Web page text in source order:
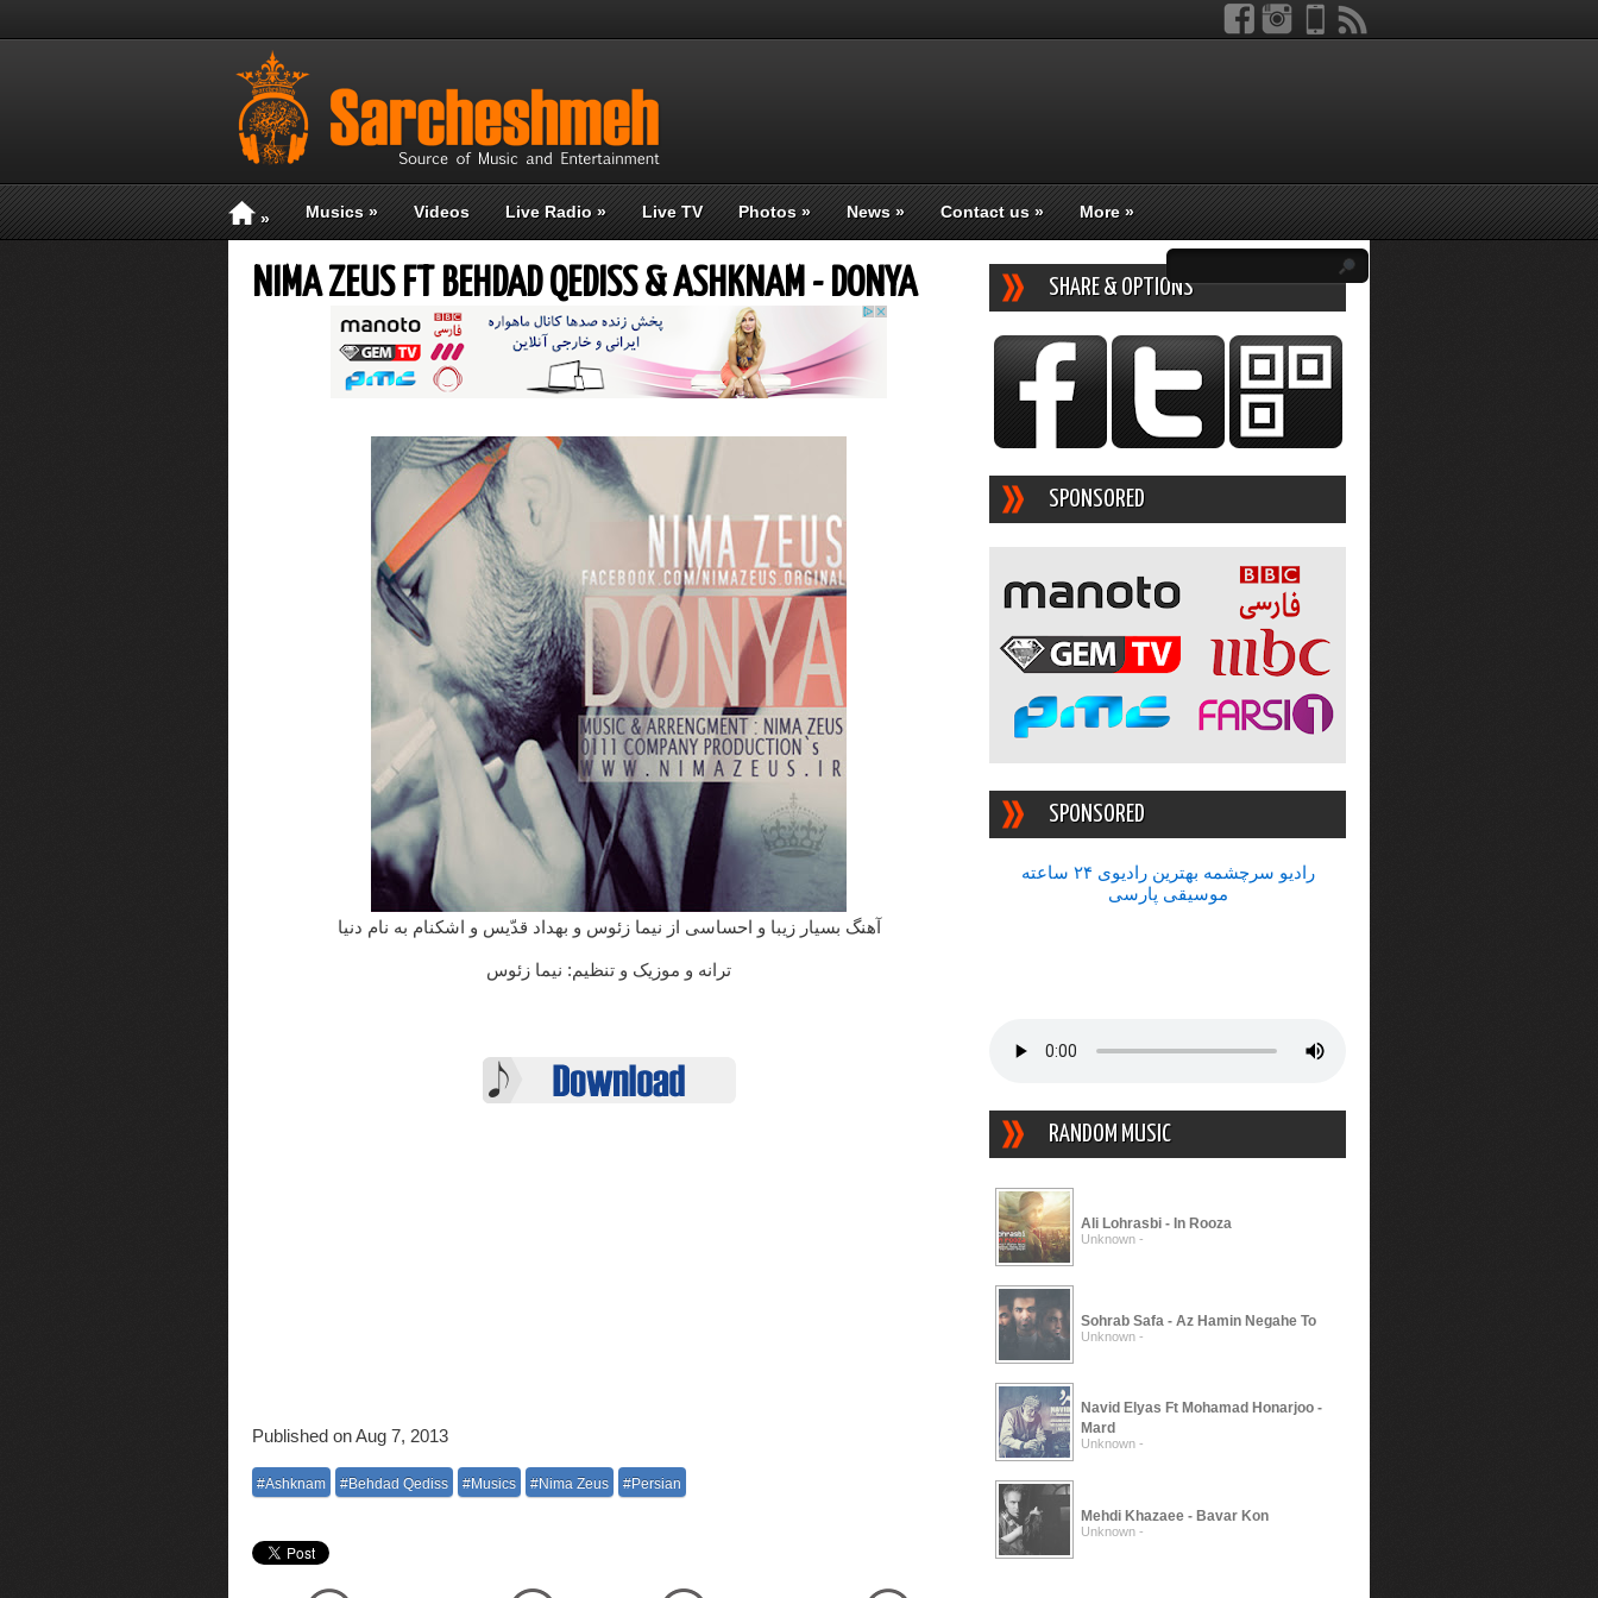
» Musics» Videos Live Radio» Live TV Photos» News» Contact us» More»
NIMA ZEUS FT BEHDAD QEDISS & ASHKNAM - DONYA
آهنگ بسیار زیبا و احساسی از نیما زئوس و بهداد قدّیس و اشکنام به نام دنیا
ترانه و موزیک و تنظیم: نیما زئوس
Published on Aug 7, 2013
#Ashknam #Behdad Qediss #Musics #Nima Zeus #Persian
SHARE & OPTIONS
SPONSORED
SPONSORED
رادیو سرچشمه بهترین رادیوی ۲۴ ساعته
موسیقی پارسی
RANDOM MUSIC
Ali Lohrasbi - In Rooza
Unknown -
Sohrab Safa - Az Hamin Negahe To
Unknown -
Navid Elyas Ft Mohamad Honarjoo -
Mard
Unknown -
Mehdi Khazaee - Bavar Kon
Unknown -